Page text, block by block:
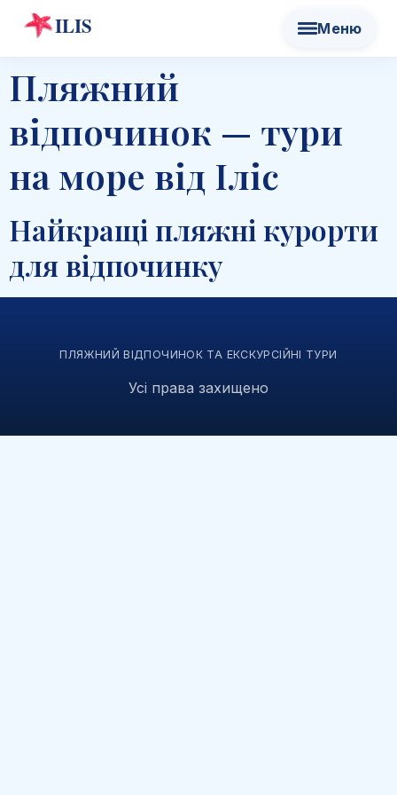
Пляжний
відпочинок — тури
на море від Іліс
Найкращі пляжні курорти
для відпочинку
ПЛЯЖНИЙ ВІДПОЧИНОК ТА ЕКСКУРСІЙНІ ТУРИ
Усі права захищено